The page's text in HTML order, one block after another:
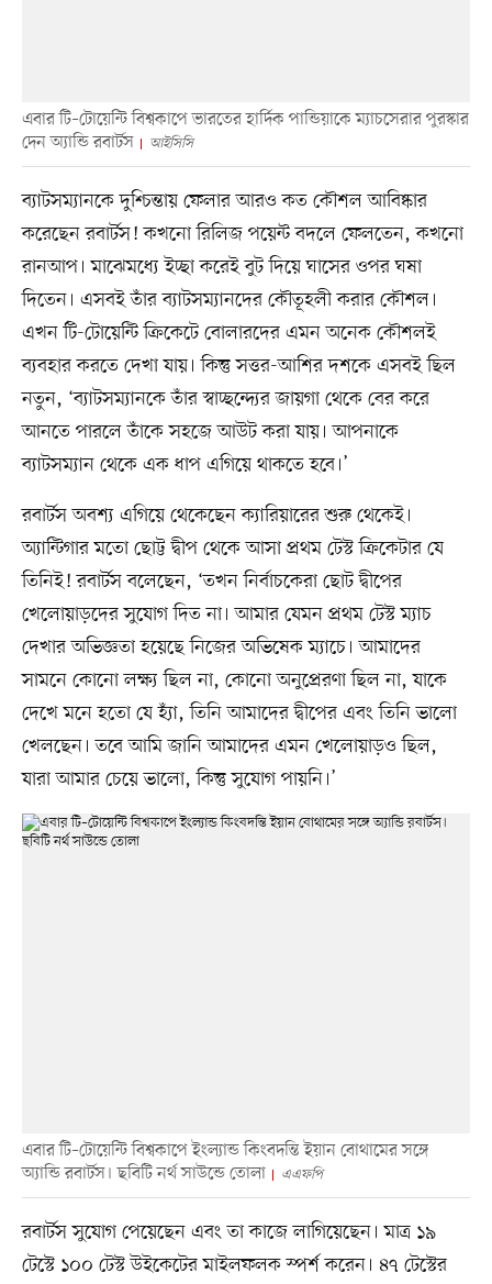
এবার টি–টোয়েন্টি বিশ্বকাপে ভারতের হার্দিক পান্ডিয়াকে ম্যাচসেরার পুরস্কার
দেন অ্যান্ডি রবার্টস
আইসিসি
ব্যাটসম্যানকে দুশ্চিন্তায় ফেলার আরও কত কৌশল আবিষ্কার
করেছেন রবার্টস! কখনো রিলিজ পয়েন্ট বদলে ফেলতেন, কখনো
রানআপ। মাঝেমধ্যে ইচ্ছা করেই বুট দিয়ে ঘাসের ওপর ঘষা
দিতেন। এসবই তাঁর ব্যাটসম্যানদের কৌতূহলী করার কৌশল।
এখন টি-টোয়েন্টি ক্রিকেটে বোলারদের এমন অনেক কৌশলই
ব্যবহার করতে দেখা যায়। কিন্তু সত্তর-আশির দশকে এসবই ছিল
নতুন, ‘ব্যাটসম্যানকে তাঁর স্বাচ্ছন্দ্যের জায়গা থেকে বের করে
আনতে পারলে তাঁকে সহজে আউট করা যায়। আপনাকে
ব্যাটসম্যান থেকে এক ধাপ এগিয়ে থাকতে হবে।’
রবার্টস অবশ্য এগিয়ে থেকেছেন ক্যারিয়ারের শুরু থেকেই।
অ্যান্টিগার মতো ছোট্ট দ্বীপ থেকে আসা প্রথম টেস্ট ক্রিকেটার যে
তিনিই! রবার্টস বলেছেন, ‘তখন নির্বাচকেরা ছোট দ্বীপের
খেলোয়াড়দের সুযোগ দিত না। আমার যেমন প্রথম টেস্ট ম্যাচ
দেখার অভিজ্ঞতা হয়েছে নিজের অভিষেক ম্যাচে। আমাদের
সামনে কোনো লক্ষ্য ছিল না, কোনো অনুপ্রেরণা ছিল না, যাকে
দেখে মনে হতো যে হ্যাঁ, তিনি আমাদের দ্বীপের এবং তিনি ভালো
খেলছেন। তবে আমি জানি আমাদের এমন খেলোয়াড়ও ছিল,
যারা আমার চেয়ে ভালো, কিন্তু সুযোগ পায়নি।’
এবার টি–টোয়েন্টি বিশ্বকাপে ইংল্যান্ড কিংবদন্তি ইয়ান বোথামের সঙ্গে
অ্যান্ডি রবার্টস। ছবিটি নর্থ সাউন্ডে তোলা
এএফপি
রবার্টস সুযোগ পেয়েছেন এবং তা কাজে লাগিয়েছেন। মাত্র ১৯
টেস্টে ১০০ টেস্ট উইকেটের মাইলফলক স্পর্শ করেন। ৪৭ টেস্টের